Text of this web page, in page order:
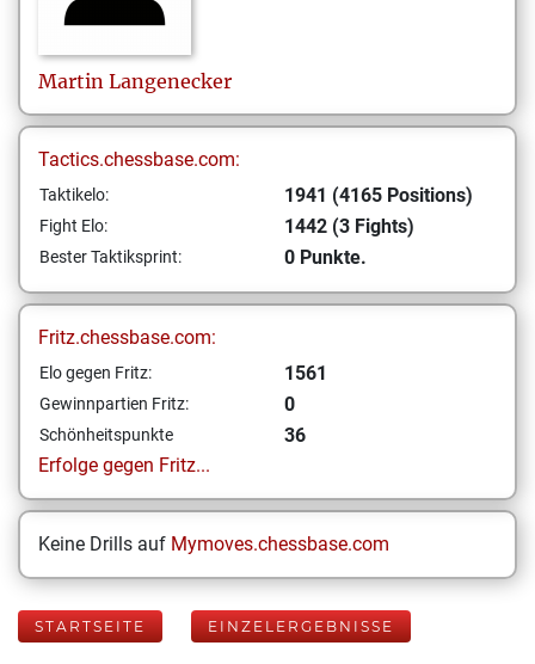
Martin Langenecker
Tactics.chessbase.com:
Taktikelo: 1941 (4165 Positions)
Fight Elo: 1442 (3 Fights)
Bester Taktiksprint: 0 Punkte.
Fritz.chessbase.com:
Elo gegen Fritz: 1561
Gewinnpartien Fritz: 0
Schönheitspunkte
36
Erfolge gegen Fritz...
Keine Drills auf Mymoves.chessbase.com
STARTSEITE EINZELERGEBNISSE